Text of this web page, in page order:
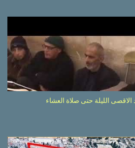
الليلة حتى صلاة العشاء